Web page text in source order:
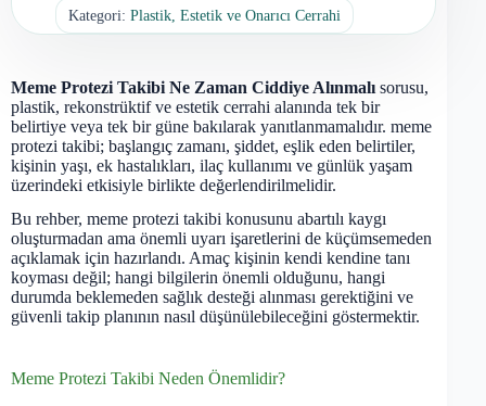
Kategori: Plastik, Estetik ve Onarıcı Cerrahi
Meme Protezi Takibi Ne Zaman Ciddiye Alınmalı sorusu,
plastik, rekonstrüktif ve estetik cerrahi alanında tek bir
belirtiye veya tek bir güne bakılarak yanıtlanmamalıdır. meme
protezi takibi; başlangıç zamanı, şiddet, eşlik eden belirtiler,
kişinin yaşı, ek hastalıkları, ilaç kullanımı ve günlük yaşam
üzerindeki etkisiyle birlikte değerlendirilmelidir.
Bu rehber, meme protezi takibi konusunu abartılı kaygı
oluşturmadan ama önemli uyarı işaretlerini de küçümsemeden
açıklamak için hazırlandı. Amaç kişinin kendi kendine tanı
koyması değil; hangi bilgilerin önemli olduğunu, hangi
durumda beklemeden sağlık desteği alınması gerektiğini ve
güvenli takip planının nasıl düşünülebileceğini göstermektir.
Meme Protezi Takibi Neden Önemlidir?